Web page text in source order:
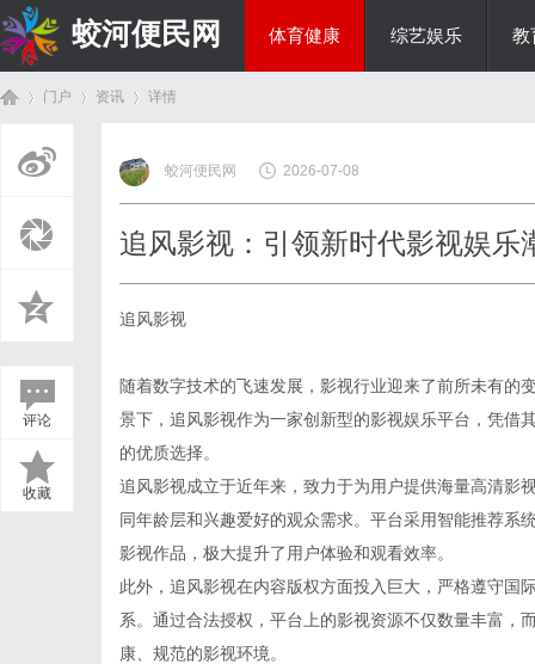
蛟河便民网 体育健康 综艺娱乐 教
门户 资讯
›
详情
评论
收藏
蛟河便民网 2026-07-08
追风影视：引领新时代影视娱乐
追风影视
随着数字技术的飞速发展，影视行业迎来了前所未有的
景下，追风影视作为一家创新型的影视娱乐平台，凭借
的优质选择。
追风影视成立于近年来，致力于为用户提供海量高清影
同年龄层和兴趣爱好的观众需求。平台采用智能推荐系
影视作品，极大提升了用户体验和观看效率。
此外，追风影视在内容版权方面投入巨大，严格遵守国
系。通过合法授权，平台上的影视资源不仅数量丰富，
康、规范的影视环境。